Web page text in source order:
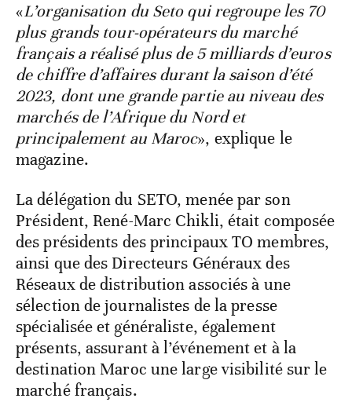
«L’organisation du Seto qui regroupe les 70
plus grands tour-opérateurs du marché
français a réalisé plus de 5 milliards d’euros
de chiffre d’affaires durant la saison d’été
2023, dont une grande partie au niveau des
marchés de l’Afrique du Nord et
principalement au Maroc», explique le
magazine.
La délégation du SETO, menée par son
Président, René-Marc Chikli, était composée
des présidents des principaux TO membres,
ainsi que des Directeurs Généraux des
Réseaux de distribution associés à une
sélection de journalistes de la presse
spécialisée et généraliste, également
présents, assurant à l’événement et à la
destination Maroc une large visibilité sur le
marché français.